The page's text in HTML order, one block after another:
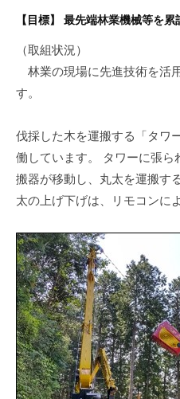
【目標】 最先端林業機械等を累
（取組状況）
林業の現場に先進技術を活
す。
伐採した木を運搬する「タワ
働しています。 タワーに張ら
搬器が移動し、丸太を運搬す
太の上げ下げは、リモコンに